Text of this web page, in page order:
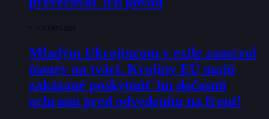
7. AUGUSTA 2026
Mladým Ukrajincom v exile zamrzol
úsmev na tvári. Krajiny EÚ majú
zakázané poskytnúť im dočasnú
ochranu pred odvedením na front!